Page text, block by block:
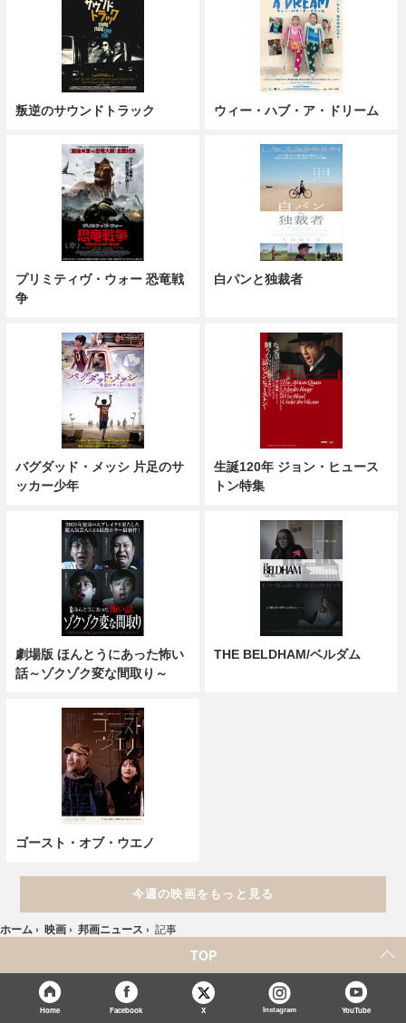
叛逆のサウンドトラック ウィー・ハブ・ア・ドリーム
プリミティヴ・ウォー 恐竜戦
争
白パンと独裁者
バグダッド・メッシ 片足のサ
ッカー少年
生誕120年 ジョン・ヒュース
トン特集
劇場版 ほんとうにあった怖い
話～ゾクゾク変な間取り～
THE BELDHAM/ベルダム
ゴースト・オブ・ウエノ
今週の映画をもっと見る
ホーム › 映画 › 邦画ニュース › 記事
TOP
Home Facebook X Instagram YouTube